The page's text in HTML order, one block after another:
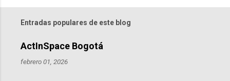
Entradas populares de este blog
ActInSpace Bogotá
febrero 01, 2026